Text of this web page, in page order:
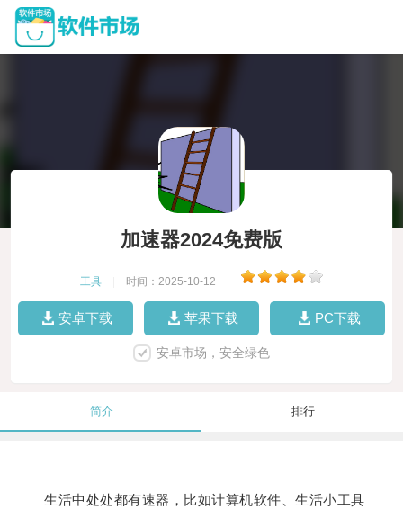
加速器2024免费版
工具 时间：2025-10-12
安卓下载 苹果下载 PC下载
安卓市场，安全绿色
简介 排行
生活中处处都有速器，比如计算机软件、生活小工具